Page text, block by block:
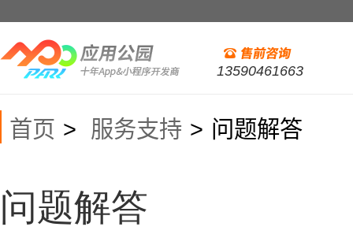
13590461663
首页 > 服务支持 > 问题解答
问题解答